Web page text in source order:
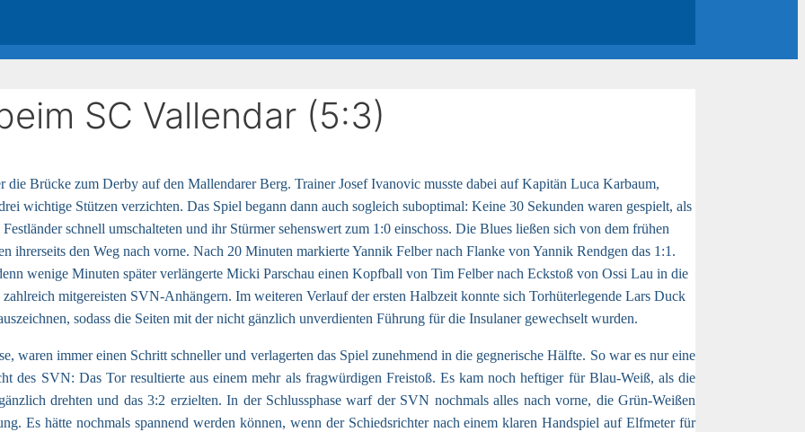
SC Vallendar (5:3)
die Brücke zum Derby auf den Mallendarer Berg. Trainer Josef Ivanovic musste dabei auf Kapitän Luca Karbaum,
wichtige Stützen verzichten. Das Spiel begann dann auch sogleich suboptimal: Keine 30 Sekunden waren gespielt, als
schnell umschalteten und ihr Stürmer sehenswert zum 1:0 einschoss. Die Blues ließen sich von dem frühen
ihrerseits den Weg nach vorne. Nach 20 Minuten markierte Yannik Felber nach Flanke von Yannik Rendgen das 1:1.
wenige Minuten später verlängerte Micki Parschau einen Kopfball von Tim Felber nach Eckstoß von Ossi Lau in die
mitgereisten SVN-Anhängern. Im weiteren Verlauf der ersten Halbzeit konnte sich Torhüterlegende Lars Duck
sodass die Seiten mit der nicht gänzlich unverdienten Führung für die Insulaner gewechselt wurden.
waren immer einen Schritt schneller und verlagerten das Spiel zunehmend in die gegnerische Hälfte. So war es nur eine
des SVN: Das Tor resultierte aus einem mehr als fragwürdigen Freistoß. Es kam noch heftiger für Blau-Weiß, als die
drehten und das 3:2 erzielten. In der Schlussphase warf der SVN nochmals alles nach vorne, die Grün-Weißen
Es hätte nochmals spannend werden können, wenn der Schiedsrichter nach einem klaren Handspiel auf Elfmeter für